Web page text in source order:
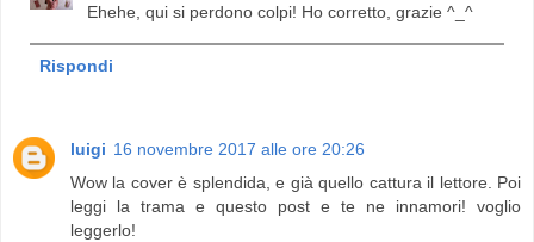
Ehehe, qui si perdono colpi! Ho corretto, grazie ^_^
Rispondi
luigi 16 novembre 2017 alle ore 20:26
Wow la cover è splendida, e già quello cattura il lettore. Poi
leggi la trama e questo post e te ne innamori! voglio
leggerlo!